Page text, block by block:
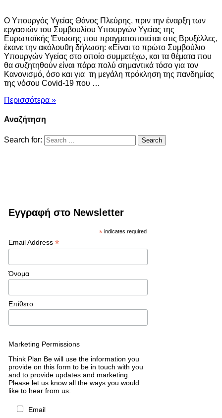
Ο Υπουργός Υγείας Θάνος Πλεύρης, πριν την έναρξη των
εργασιών του Συμβουλίου Υπουργών Υγείας της
Ευρωπαϊκής Ένωσης που πραγματοποιείται στις Βρυξέλλες,
έκανε την ακόλουθη δήλωση: «Είναι το πρώτο Συμβούλιο
Υπουργών Υγείας στο οποίο συμμετέχω, και τα θέματα που
θα συζητηθούν είναι πάρα πολύ σημαντικά τόσο για τον
Κανονισμό, όσο και για τη μεγάλη πρόκληση της πανδημίας
της νόσου Covid-19 που …
Περισσότερα »
Αναζήτηση
Search for:
Εγγραφή στο Newsletter
* indicates required
Email Address *
Όνομα
Επίθετο
Marketing Permissions
Think Plan Be will use the information you
provide on this form to be in touch with you
and to provide updates and marketing.
Please let us know all the ways you would
like to hear from us:
Email